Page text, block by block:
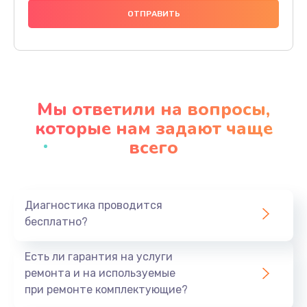
1000 руб.
Заказать
Профилактическая чистка
Заказать
Мы ответили на вопросы,
которые нам задают чаще
всего
Диагностика проводится
бесплатно?
Есть ли гарантия на услуги
ремонта и на используемые
при ремонте комплектующие?